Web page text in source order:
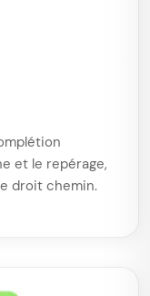
et le repérage,
droit chemin.